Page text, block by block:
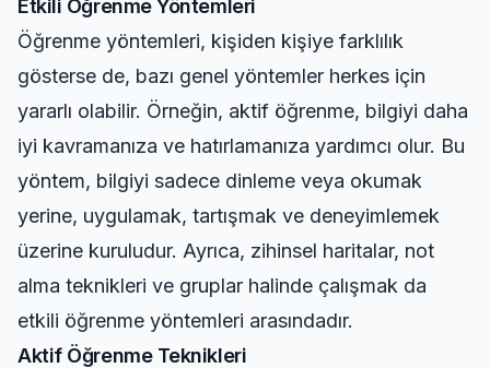
Etkili Öğrenme Yöntemleri
Öğrenme yöntemleri, kişiden kişiye farklılık
gösterse de, bazı genel yöntemler herkes için
yararlı olabilir. Örneğin, aktif öğrenme, bilgiyi daha
iyi kavramanıza ve hatırlamanıza yardımcı olur. Bu
yöntem, bilgiyi sadece dinleme veya okumak
yerine, uygulamak, tartışmak ve deneyimlemek
üzerine kuruludur. Ayrıca, zihinsel haritalar, not
alma teknikleri ve gruplar halinde çalışmak da
etkili öğrenme yöntemleri arasındadır.
Aktif Öğrenme Teknikleri